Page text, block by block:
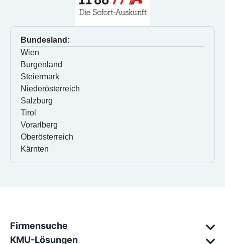
Bundesland:
Wien
Burgenland
Steiermark
Niederösterreich
Salzburg
Tirol
Vorarlberg
Oberösterreich
Kärnten
Firmensuche
KMU-Lösungen